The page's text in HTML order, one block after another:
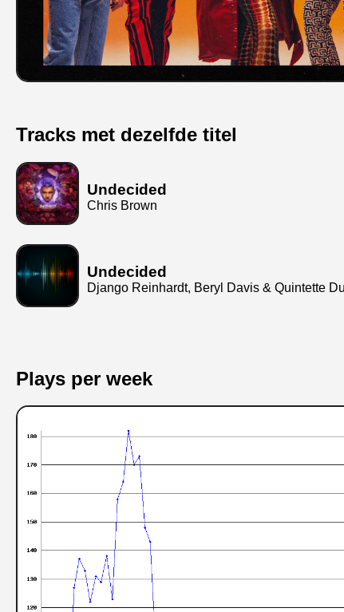
Tracks met dezelfde titel
Undecided
Chris Brown
Undecided
Django Reinhardt, Beryl Davis & Quintette
Plays per week